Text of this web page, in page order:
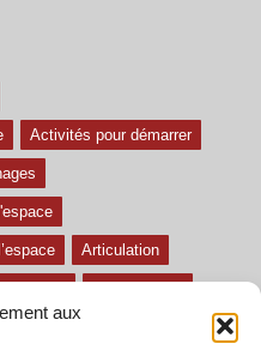
aux
Activités pour démarrer
Articulation
Exercices difficiles